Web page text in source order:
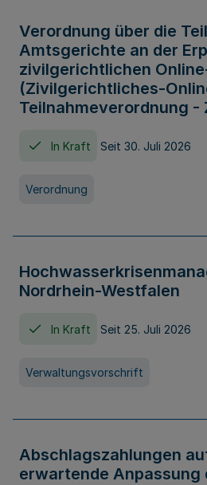
Verordnung über die
Amtsgerichte an der
zivilgerichtlichen
(Zivilgerichtliches-
Teilnahmeverordnung -
In Kraft Seit 30. Juli 2026
Verordnung
Nordrhein-Westfalen
In Kraft Seit 25. Juli 2026
Verwaltungsvorschrift
Abschlagszahlungen
erwartende Anpassung